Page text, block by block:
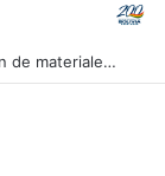
Gobierno venezolano prohíbe exportación de materiales de construcción hasta el 31 de diciembre